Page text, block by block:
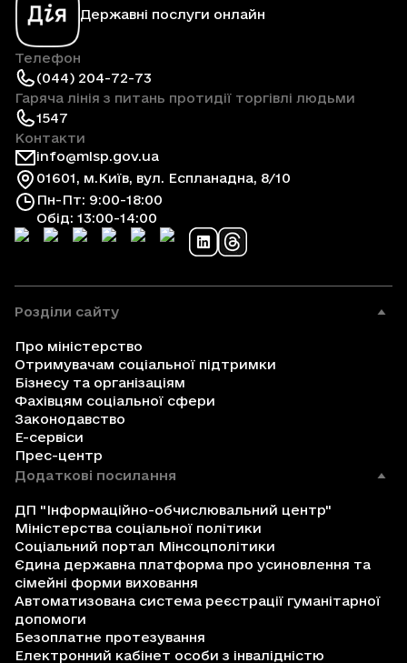
Державні послуги онлайн
Телефон
(044) 204-72-73
Гаряча лінія з питань протидії торгівлі людьми
1547
Контакти
info@mlsp.gov.ua
01601, м.Київ, вул. Еспланадна, 8/10
Пн-Пт: 9:00-18:00
Обід: 13:00-14:00
Розділи сайту
Про міністерство
Отримувачам соціальної підтримки
Бізнесу та організаціям
Фахівцям соціальної сфери
Законодавство
Е-сервіси
Прес-центр
Додаткові посилання
ДП "Інформаційно-обчислювальний центр"
Міністерства соціальної політики
Соціальний портал Мінсоцполітики
Єдина державна платформа про усиновлення та
сімейні форми виховання
Автоматизована система реєстрації гуманітарної
допомоги
Безоплатне протезування
Електронний кабінет особи з інвалідністю